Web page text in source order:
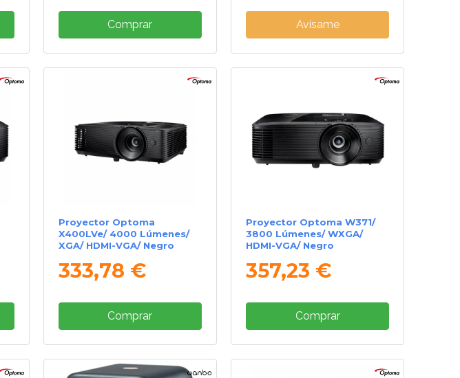
Comprar Avísame
Proyector Optoma
X400LVe/ 4000 Lúmenes/
XGA/ HDMI-VGA/ Negro
333,78 €
Comprar
Proyector Optoma W371/
3800 Lúmenes/ WXGA/
HDMI-VGA/ Negro
357,23 €
Comprar